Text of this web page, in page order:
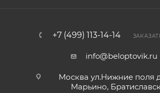
+7 (499) 113-14-14
info@beloptovik.ru
Москва ул.Нижние поля
Марьино,